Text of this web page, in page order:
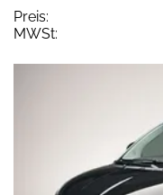
Preis:
MWSt: